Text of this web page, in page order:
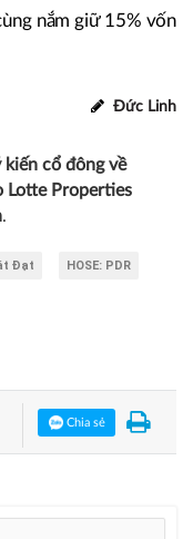
nắm giữ 15% vốn
Đức Linh
cổ đông về
Lotte Properties
.
Đạt HOSE: PDR
Chia sẻ